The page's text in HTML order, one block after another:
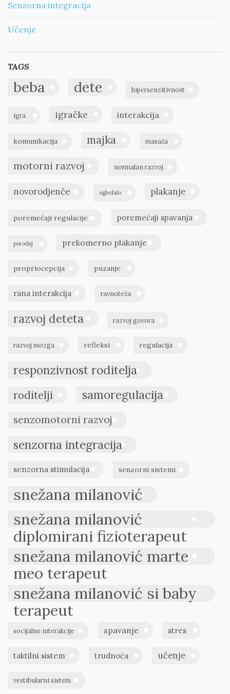
Senzorna integracija
Učenje
TAGS
beba dete hipersenzitivnost
igra igračke interakcija
komunikacija majka masaža
motorni razvoj normalan razvoj
novorodjenče ogledalo plakanje
poremećaji regulacije poremećaji spavanja
porođaj prekomerno plakanje
propriocepcija puzanje
rana interakcija ravnoteža
razvoj deteta razvoj govora
razvoj mozga refleksi regulacija
responzivnost roditelja
roditelji samoregulacija
senzomotorni razvoj
senzorna integracija
senzorna stimulacija senzorni sistemi
snežana milanović
snežana milanović
diplomirani fizioterapeut
snežana milanović marte
meo terapeut
snežana milanović si baby
terapeut
socijalne interakcije spavanje stres
taktilni sistem trudnoća učenje
vestibularni sistem